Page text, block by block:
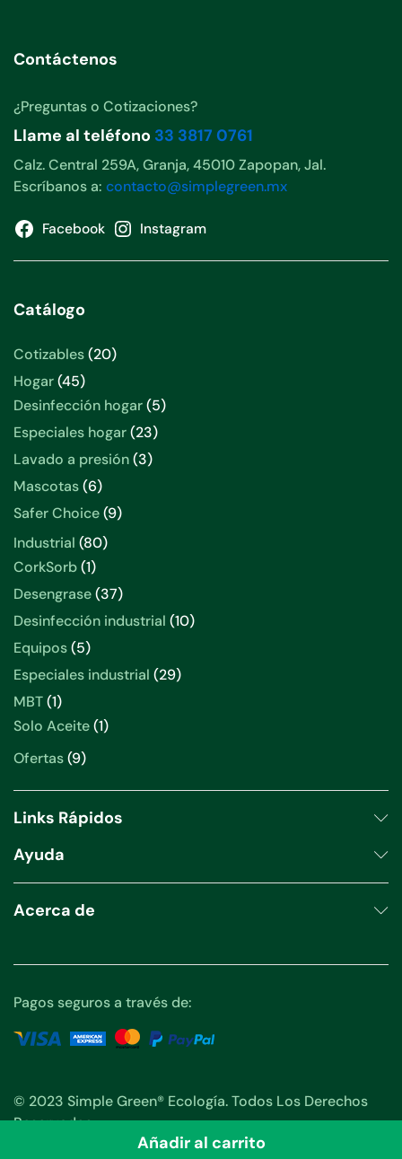
Añadir al carrito
Contáctenos
¿Preguntas o Cotizaciones?
Llame al teléfono 33 3817 0761
Calz. Central 259A, Granja, 45010 Zapopan, Jal.
Escríbanos a: contacto@simplegreen.mx
Facebook Instagram
Catálogo
Cotizables 2020
Hogar 4545
productos
Desinfección hogar 55
Especiales hogar 2323
productos
Lavado a presión 33
Mascotas 66
productos
Safer Choice 99
Industrial 8080
CorkSorb 11
producto
Desengrase 3737
productos
Desinfección industrial 1010
Equipos 55
productos
Especiales industrial 2929
MBT 11
producto
Solo Aceite 11
Ofertas 99
Links Rápidos
Ayuda
Acerca de
© 2023 Simple Green® Ecología. Todos Los Derechos
Reservados.
Pagos seguros a través de: